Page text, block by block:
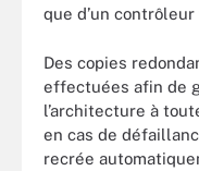
que d’un
Des copies
effectuées afin de
l’architecture à
en cas de
recrée